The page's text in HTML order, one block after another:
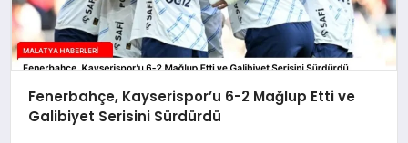
Fenerbahçe, Kayserispor’u 6-2 Mağlup Etti ve
Galibiyet Serisini Sürdürdü